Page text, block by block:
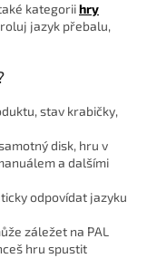
kategoriihry
jazyk přebalu,
stav krabičky,
disk, hru v
a dalšími
odpovídat jazyku
záležet na PAL
hru spustit